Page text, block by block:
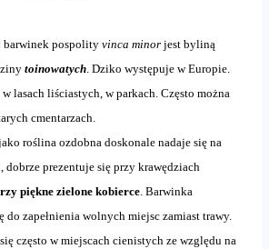
barwinek pospolity vinca minor jest byliną
toinowatych. Dziko występuje w Europie.
lasach liściastych, w parkach. Często można
cmentarzach.
roślina ozdobna doskonale nadaje się na
dobrze prezentuje się przy krawędziach
piękne zielone kobierce. Barwinka
do zapełnienia wolnych miejsc zamiast trawy.
często w miejscach cienistych ze względu na